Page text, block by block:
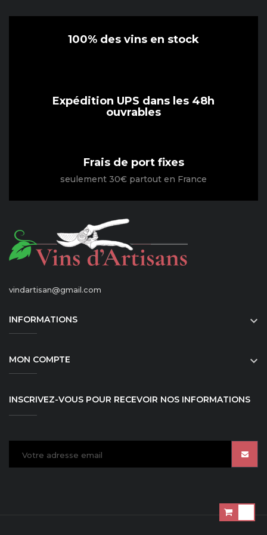
100% des vins en stock
Expédition UPS dans les 48h
ouvrables
Frais de port fixes
seulement 30€ partout en France
vindartisan@gmail.com
INFORMATIONS 
MON COMPTE 
INSCRIVEZ-VOUS POUR RECEVOIR NOS INFORMATIONS